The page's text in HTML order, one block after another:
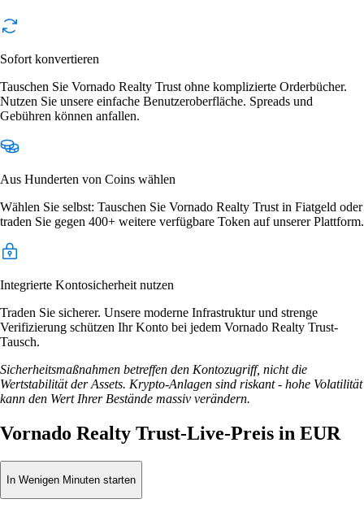
Sofort konvertieren
Tauschen Sie Vornado Realty Trust ohne komplizierte Orderbücher.
Nutzen Sie unsere einfache Benutzeroberfläche. Spreads und
Gebühren können anfallen.
Aus Hunderten von Coins wählen
Wählen Sie selbst: Tauschen Sie Vornado Realty Trust in Fiatgeld oder
traden Sie gegen 400+ weitere verfügbare Token auf unserer Plattform.
Integrierte Kontosicherheit nutzen
Traden Sie sicherer. Unsere moderne Infrastruktur und strenge
Verifizierung schützen Ihr Konto bei jedem Vornado Realty Trust-
Tausch.
Sicherheitsmaßnahmen betreffen den Kontozugriff, nicht die
Wertstabilität der Assets. Krypto-Anlagen sind riskant - hohe Volatilität
kann den Wert Ihrer Bestände massiv verändern.
Vornado Realty Trust-Live-Preis in EUR
In Wenigen Minuten starten